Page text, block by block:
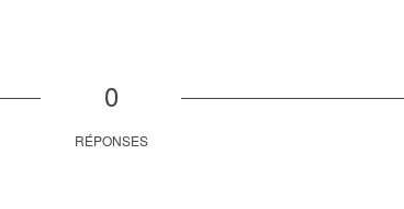
0
RÉPONSES